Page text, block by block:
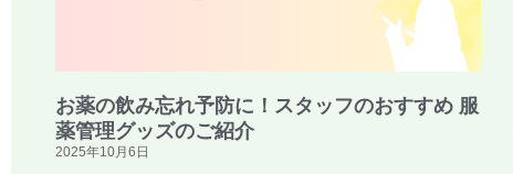
お薬の飲み忘れ予防に！スタッフのおすすめ 服
薬管理グッズのご紹介
2025年10月6日